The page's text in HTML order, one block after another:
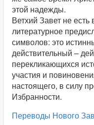
этой надежды.
Ветхий Завет не есть
литературное
символов: это
действительный –
перекликающихся
участия и
настоящего, в силу
Избранности.
Переводы Нового